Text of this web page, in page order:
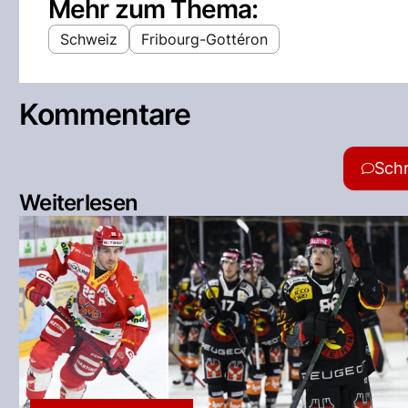
Mehr zum Thema:
Schweiz Fribourg-Gottéron
Kommentare
Weiterlesen